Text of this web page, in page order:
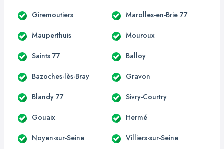
Giremoutiers Marolles-en-Brie 77
Mauperthuis Mouroux
Saints 77 Balloy
Bazoches-lès-Bray Gravon
Blandy 77 Sivry-Courtry
Gouaix Hermé
Noyen-sur-Seine Villiers-sur-Seine